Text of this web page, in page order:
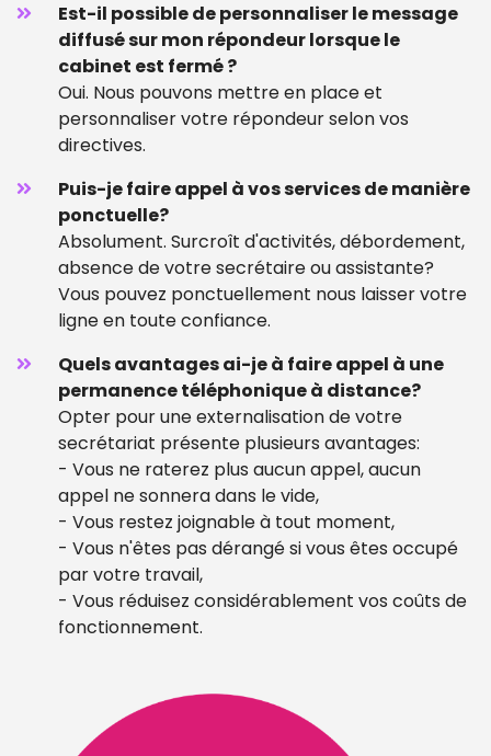
Est-il possible de personnaliser le message
diffusé sur mon répondeur lorsque le
cabinet est fermé ?
Oui. Nous pouvons mettre en place et
personnaliser votre répondeur selon vos
directives.
Puis-je faire appel à vos services de manière
ponctuelle?
Absolument. Surcroît d'activités, débordement,
absence de votre secrétaire ou assistante?
Vous pouvez ponctuellement nous laisser votre
ligne en toute confiance.
Quels avantages ai-je à faire appel à une
permanence téléphonique à distance?
Opter pour une externalisation de votre
secrétariat présente plusieurs avantages:
- Vous ne raterez plus aucun appel, aucun
appel ne sonnera dans le vide,
- Vous restez joignable à tout moment,
- Vous n'êtes pas dérangé si vous êtes occupé
par votre travail,
- Vous réduisez considérablement vos coûts de
fonctionnement.